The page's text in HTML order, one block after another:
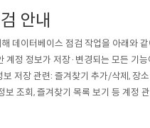
안내
데이터베이스 점검 작업을 아래
정 정보가 저장·변경되는 모든 기능
저장 관련: 즐겨찾기 추가/삭제, 장
조회, 즐겨찾기 목록 보기 등 계정
, 길찾기 등 계정과 무관..